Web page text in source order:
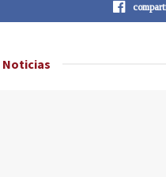
Noticias